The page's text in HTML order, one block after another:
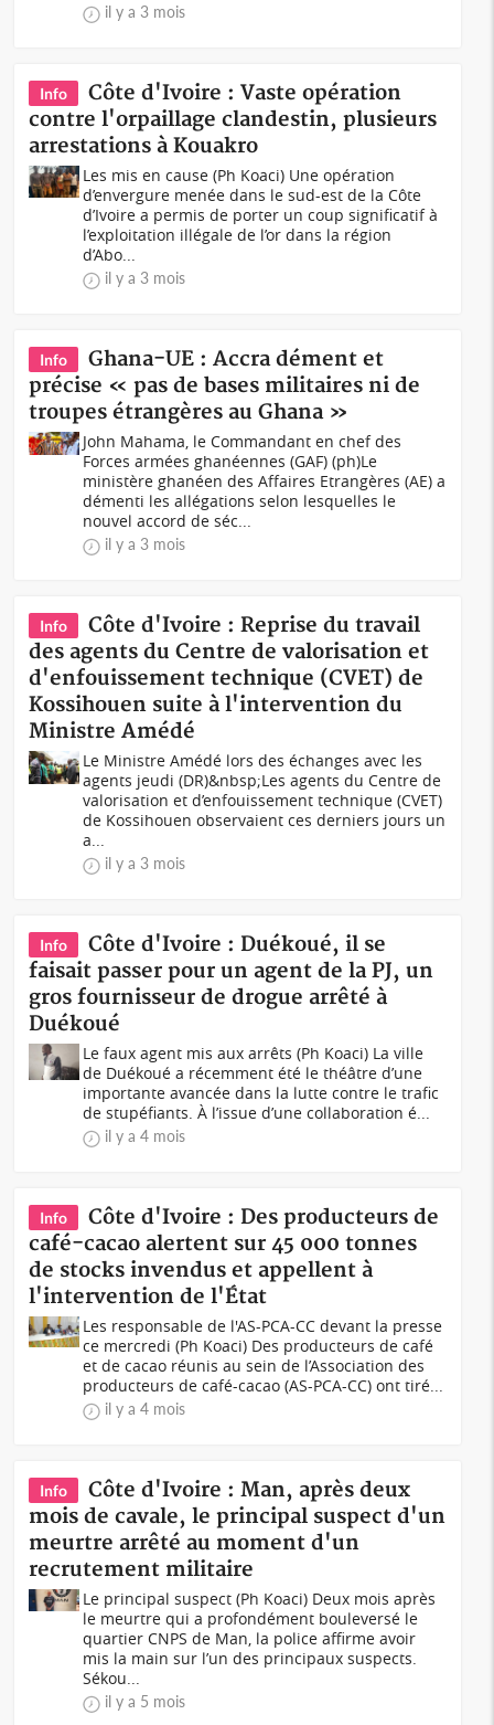
il y a 3 mois
Info
Côte d'Ivoire : Vaste opération
contre l'orpaillage clandestin, plusieurs
arrestations à Kouakro
Les mis en cause (Ph Koaci) Une opération
d’envergure menée dans le sud-est de la Côte
d’Ivoire a permis de porter un coup significatif à
l’exploitation illégale de l’or dans la région
d’Abo...
il y a 3 mois
Info
Ghana-UE : Accra dément et
précise « pas de bases militaires ni de
troupes étrangères au Ghana »
John Mahama, le Commandant en chef des
Forces armées ghanéennes (GAF) (ph)Le
ministère ghanéen des Affaires Etrangères (AE) a
démenti les allégations selon lesquelles le
nouvel accord de séc...
il y a 3 mois
Info
Côte d'Ivoire : Reprise du travail
des agents du Centre de valorisation et
d'enfouissement technique (CVET) de
Kossihouen suite à l'intervention du
Ministre Amédé
Le Ministre Amédé lors des échanges avec les
agents jeudi (DR)&nbsp;Les agents du Centre de
valorisation et d’enfouissement technique (CVET)
de Kossihouen observaient ces derniers jours un
a...
il y a 3 mois
Info
Côte d'Ivoire : Duékoué, il se
faisait passer pour un agent de la PJ, un
gros fournisseur de drogue arrêté à
Duékoué
Le faux agent mis aux arrêts (Ph Koaci) La ville
de Duékoué a récemment été le théâtre d’une
importante avancée dans la lutte contre le trafic
de stupéfiants. À l’issue d’une collaboration é...
il y a 4 mois
Info
Côte d'Ivoire : Des producteurs de
café-cacao alertent sur 45 000 tonnes
de stocks invendus et appellent à
l'intervention de l'État
Les responsable de l'AS-PCA-CC devant la presse
ce mercredi (Ph Koaci) Des producteurs de café
et de cacao réunis au sein de l’Association des
producteurs de café-cacao (AS-PCA-CC) ont tiré...
il y a 4 mois
Info
Côte d'Ivoire : Man, après deux
mois de cavale, le principal suspect d'un
meurtre arrêté au moment d'un
recrutement militaire
Le principal suspect (Ph Koaci) Deux mois après
le meurtre qui a profondément bouleversé le
quartier CNPS de Man, la police affirme avoir
mis la main sur l’un des principaux suspects.
Sékou...
il y a 5 mois